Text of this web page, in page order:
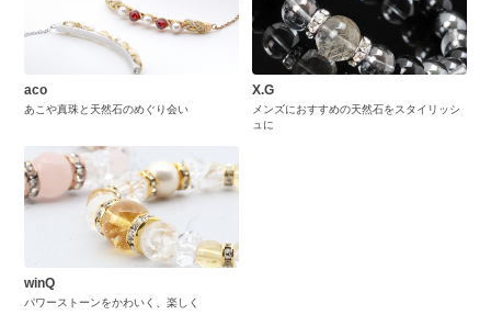
aco
あこや真珠と天然石のめぐり会い
X.G
メンズにおすすめの天然石をスタイリッシ
ュに
winQ
パワーストーンをかわいく、楽しく